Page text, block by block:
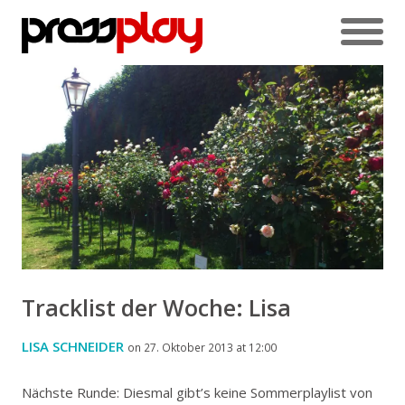
Tracklist der Woche: Lisa
LISA SCHNEIDER on 27. Oktober 2013 at 12:00
Nächste Runde: Diesmal gibt’s keine Sommerplaylist von